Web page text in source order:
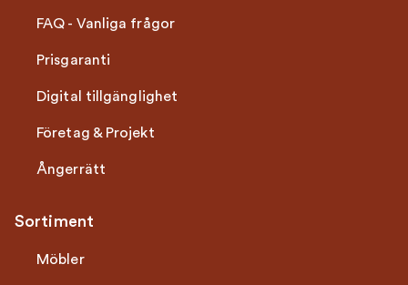
FAQ - Vanliga frågor
Prisgaranti
Digital tillgänglighet
Företag & Projekt
Ångerrätt
Sortiment
Möbler